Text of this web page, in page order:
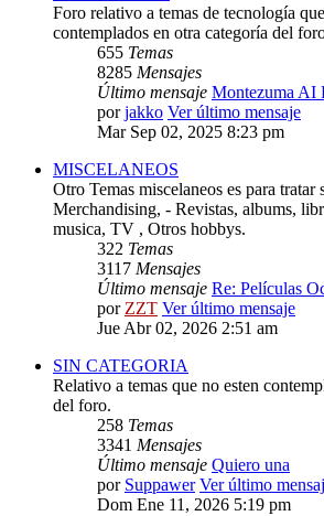
Foro relativo a temas de tecnología
contemplados en otra categoría del
655 Temas
8285 Mensajes
Último mensaje Montezuma AI
porjakko Ver último mensaje
Mar Sep 02, 2025 8:23 pm
MISCELANEOS
Otro Temas miscelaneos es para tratar
Merchandising, - Revistas, albums,
musica, TV , Otros hobbys.
322 Temas
3117 Mensajes
Último mensaje Re: Películas
porZZT Ver último mensaje
Jue Abr 02, 2026 2:51 am
SIN CATEGORIA
Relativo a temas que no esten
del foro.
258 Temas
3341 Mensajes
Último mensaje Quiero una
por Suppawer Ver último
Dom Ene 11, 2026 5:19 pm